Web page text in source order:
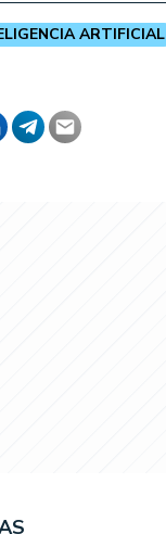
ARTIFICIAL